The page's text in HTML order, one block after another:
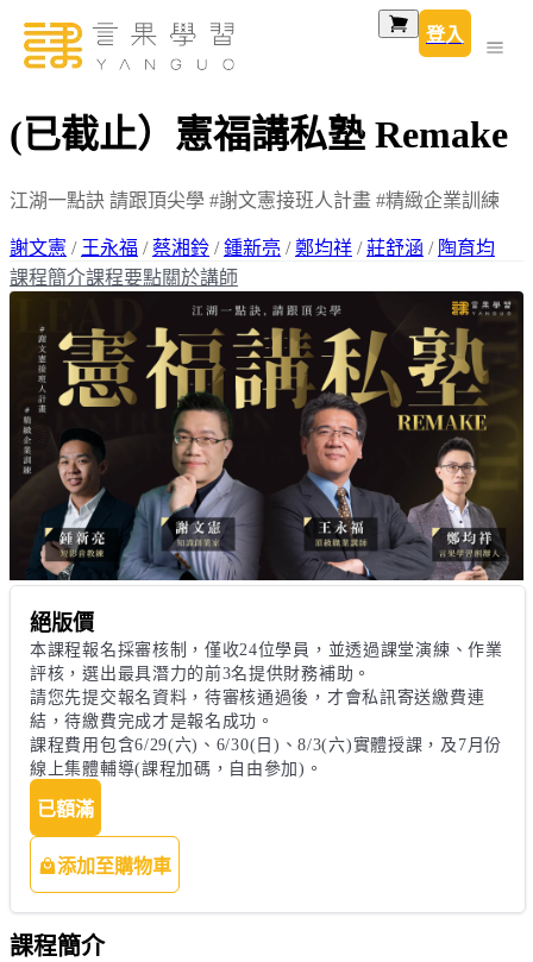
登入
(已截止）憲福講私塾 Remake
江湖一點訣 請跟頂尖學 #謝文憲接班人計畫 #精緻企業訓練
謝文憲 / 王永福 /蔡湘鈴 /鍾新亮 /鄭均祥 /莊舒涵 / 陶育均
課程簡介課程要點關於講師
絕版價
本課程報名採審核制，僅收24位學員，並透過課堂演練、作業
評核，選出最具潛力的前3名提供財務補助。
請您先提交報名資料，待審核通過後，才會私訊寄送繳費連
結，待繳費完成才是報名成功。
課程費用包含6/29(六)、6/30(日)、8/3(六)實體授課，及7月份
線上集體輔導(課程加碼，自由參加)。
已額滿
添加至購物車
課程簡介